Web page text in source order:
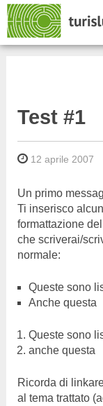
Test #1
12 aprile 2007
Un primo
Ti inserisco
formattazione
che scriverai/
normale:
Queste sono
Anche questa
Queste sono
anche questa
Ricorda di
al tema trattato